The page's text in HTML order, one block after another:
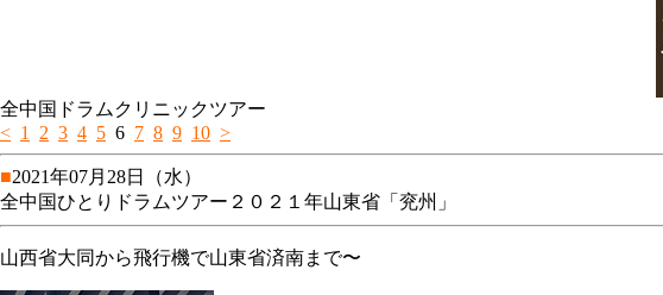
全中国ドラムクリニックツアー
< 1 2 3 4 5 6 7 8 9 10 >
■2021年07月28日（水）
全中国ひとりドラムツアー２０２１年山東省「兖州」
山西省大同から飛行機で山東省済南まで〜